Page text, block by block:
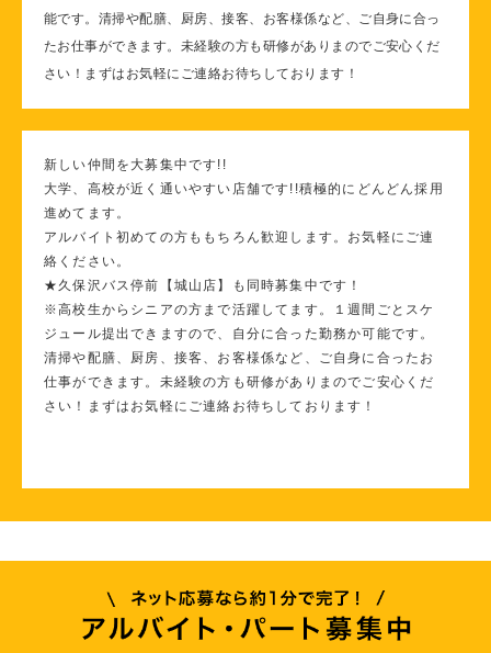
能です。清掃や配膳、厨房、接客、お客様係など、ご自身に合っ
たお仕事ができます。未経験の方も研修がありまのでご安心くだ
さい！まずはお気軽にご連絡お待ちしております！
新しい仲間を大募集中です!!
大学、高校が近く通いやすい店舗です!!積極的にどんどん採用
進めてます。
アルバイト初めての方ももちろん歓迎します。お気軽にご連
絡ください。
★久保沢バス停前【城山店】も同時募集中です！
※高校生からシニアの方まで活躍してます。１週間ごとスケ
ジュール提出できますので、自分に合った勤務か可能です。
清掃や配膳、厨房、接客、お客様係など、ご自身に合ったお
仕事ができます。未経験の方も研修がありまのでご安心くだ
さい！まずはお気軽にご連絡お待ちしております！